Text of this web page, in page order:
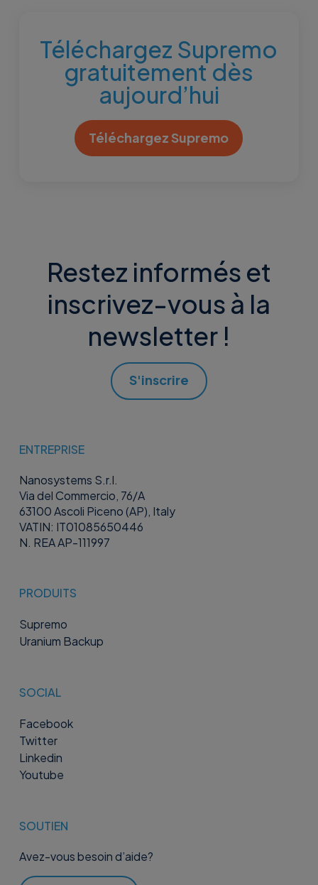
Téléchargez Supremo
gratuitement dès
aujourd’hui
Téléchargez Supremo
Restez informés et
inscrivez-vous à la
newsletter !
S'inscrire
ENTREPRISE
Nanosystems S.r.l.
Via del Commercio, 76/A
63100 Ascoli Piceno (AP), Italy
VATIN: IT01085650446
N. REA AP-111997
PRODUITS
Supremo
Uranium Backup
SOCIAL
Facebook
Twitter
Linkedin
Youtube
SOUTIEN
Avez-vous besoin d’aide?